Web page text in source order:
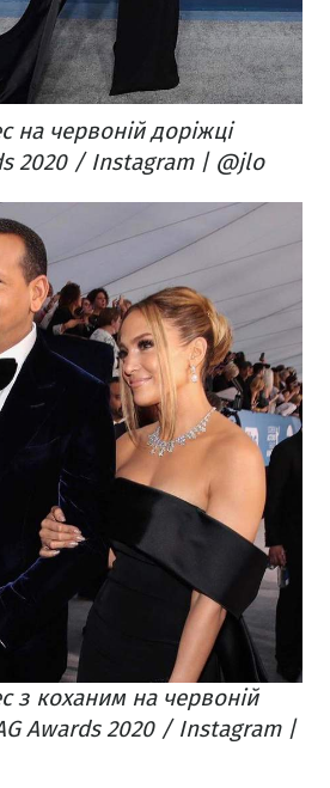
червоній доріжці
2020 / Instagram | @jlo
з коханим на червоній
Awards 2020 / Instagram |